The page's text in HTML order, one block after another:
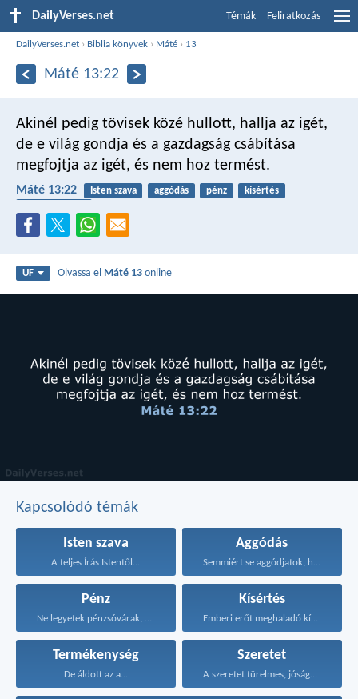
DailyVerses.net Témák Feliratkozás
DailyVerses.net › Biblia könyvek › Máté › 13
Máté 13:22
Akinél pedig tövisek közé hullott, hallja az igét,
de e világ gondja és a gazdagság csábítása
megfojtja az igét, és nem hoz termést.
Máté 13:22 Isten szava aggódás pénz
kísértés
UF Olvassa el Máté 13 online
Kapcsolódó témák
Isten szava
A teljes Írás Istentől...
Aggódás
Semmiért se aggódjatok, hanem...
Pénz
Ne legyetek pénzsóvárak, érjétek...
Kísértés
Emberi erőt meghaladó kísértés...
Termékenység
De áldott az a...
Szeretet
A szeretet türelmes, jóságos...